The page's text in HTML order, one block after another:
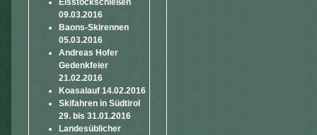
Eisstockschießen
09.03.2016
Baons-Skirennen
05.03.2016
Andreas Hofer
Gedenkfeier
21.02.2016
Koasalauf 14.02.2016
Skifahren in Südtirol
29. bis 31.01.2016
Landesüblicher